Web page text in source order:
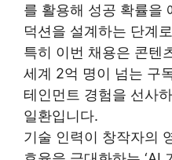
를 활용해 성공 확률을
덕션을 설계하는 단계
특히 이번 채용은 콘텐
세계 2억 명이 넘는 구
테인먼트 경험을 선사
일환입니다.
기술 인력이 창작자의